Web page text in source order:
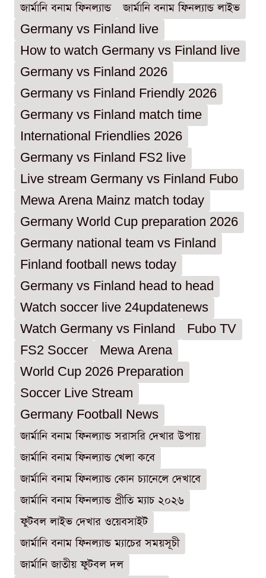
জার্মানি বনাম ফিনল্যান্ড
জার্মানি বনাম ফিনল্যান্ড লাইভ
Germany vs Finland live
How to watch Germany vs Finland live
Germany vs Finland 2026
Germany vs Finland Friendly 2026
Germany vs Finland match time
International Friendlies 2026
Germany vs Finland FS2 live
Live stream Germany vs Finland Fubo
Mewa Arena Mainz match today
Germany World Cup preparation 2026
Germany national team vs Finland
Finland football news today
Germany vs Finland head to head
Watch soccer live 24updatenews
Watch Germany vs Finland
Fubo TV
FS2 Soccer
Mewa Arena
World Cup 2026 Preparation
Soccer Live Stream
Germany Football News
জার্মানি বনাম ফিনল্যান্ড সরাসরি দেখার উপায়
জার্মানি বনাম ফিনল্যান্ড খেলা কবে
জার্মানি বনাম ফিনল্যান্ড কোন চ্যানেলে দেখাবে
জার্মানি বনাম ফিনল্যান্ড প্রীতি ম্যাচ ২০২৬
ফুটবল লাইভ দেখার ওয়েবসাইট
জার্মানি বনাম ফিনল্যান্ড ম্যাচের সময়সূচী
জার্মানি জাতীয় ফুটবল দল